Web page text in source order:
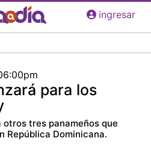
Pasar
al
principal
ingresar
para los
tres panameños que
República Dominicana.